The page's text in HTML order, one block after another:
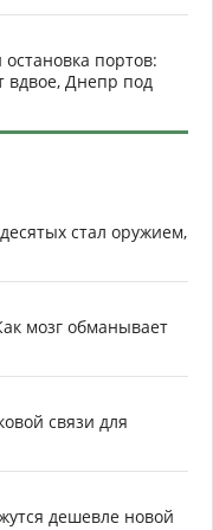
портов:
вдвое, Днепр под
стал оружием,
мозг обманывает
связи для
дешевле новой